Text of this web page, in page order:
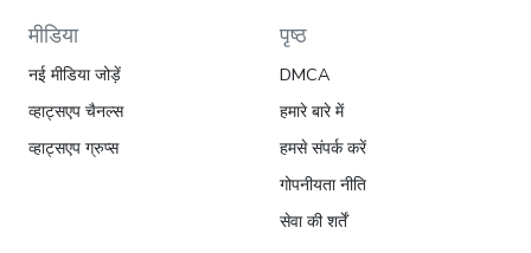
मीडिया
नई मीडिया जोड़ें
व्हाट्सएप चैनल्स
व्हाट्सएप ग्रुप्स
पृष्ठ
DMCA
हमारे बारे में
हमसे संपर्क करें
गोपनीयता नीति
सेवा की शर्तें